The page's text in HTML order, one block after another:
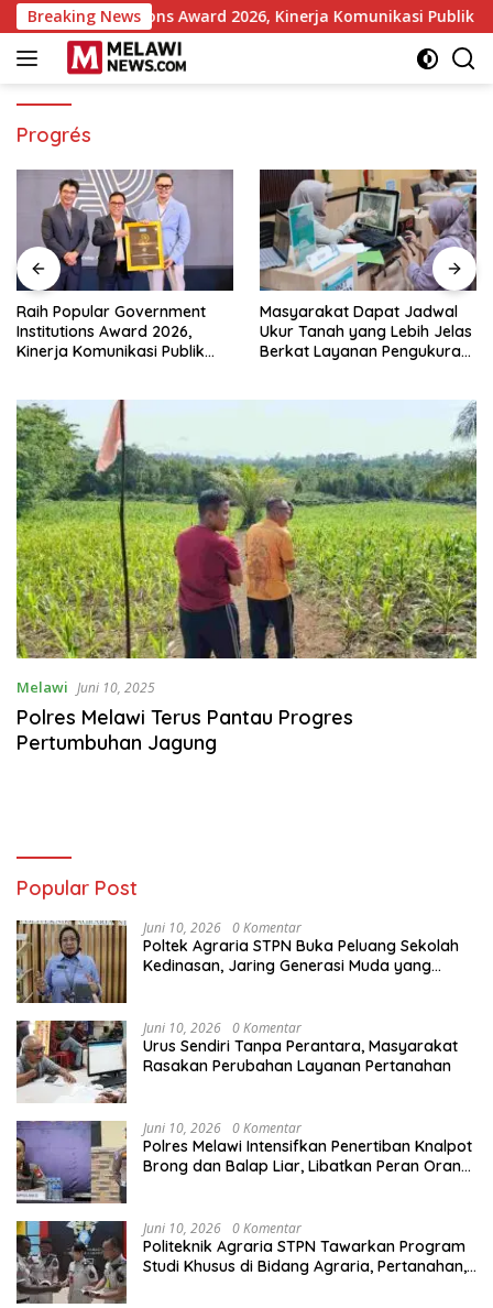
Langsung
ke
konten
Breaking News
Institutions Award 2026, Kinerja Komunikasi Publik
Progrés
Raih Popular Government
Institutions Award 2026,
Kinerja Komunikasi Publik
Masyarakat Dapat Jadwal
Ukur Tanah yang Lebih Jelas
Berkat Layanan Pengukuran
Melawi Juni 10, 2025
Polres Melawi Terus Pantau Progres
Pertumbuhan Jagung
Popular Post
Juni 10, 2026 0 Komentar
Poltek Agraria STPN Buka Peluang Sekolah
Kedinasan, Jaring Generasi Muda yang
Juni 10, 2026 0 Komentar
Urus Sendiri Tanpa Perantara, Masyarakat
Rasakan Perubahan Layanan Pertanahan
Juni 10, 2026 0 Komentar
Polres Melawi Intensifkan Penertiban Knalpot
Brong dan Balap Liar, Libatkan Peran Orang
Juni 10, 2026 0 Komentar
Politeknik Agraria STPN Tawarkan Program
Studi Khusus di Bidang Agraria, Pertanahan,